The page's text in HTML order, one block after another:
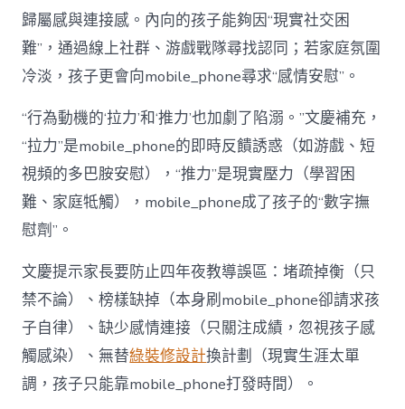
歸屬感與連接感。內向的孩子能夠因“現實社交困
難”，通過線上社群、游戲戰隊尋找認同；若家庭氛圍
冷淡，孩子更會向mobile_phone尋求“感情安慰”。
“行為動機的‘拉力’和‘推力’也加劇了陷溺。”文慶補充，
“拉力”是mobile_phone的即時反饋誘惑（如游戲、短
視頻的多巴胺安慰），“推力”是現實壓力（學習困
難、家庭牴觸），mobile_phone成了孩子的“數字撫
慰劑”。
文慶提示家長要防止四年夜教導誤區：堵疏掉衡（只
禁不論）、榜樣缺掉（本身刷mobile_phone卻請求孩
子自律）、缺少感情連接（只關注成績，忽視孩子感
觸感染）、無替綠裝修設計換計劃（現實生涯太單
調，孩子只能靠mobile_phone打發時間）。